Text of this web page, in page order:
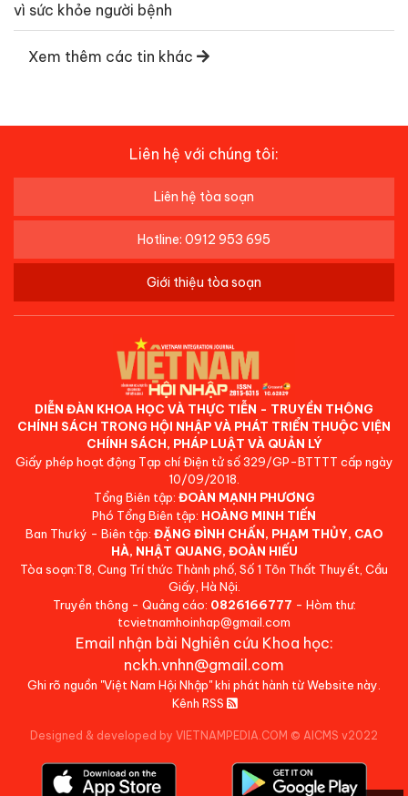
vì sức khỏe người bệnh
Xem thêm các tin khác
Liên hệ với chúng tôi:
Liên hệ tòa soạn
Hotline: 0912 953 695
Giới thiệu tòa soạn
DIỄN ĐÀN KHOA HỌC VÀ THỰC TIỄN - TRUYỀN THÔNG
CHÍNH SÁCH TRONG HỘI NHẬP VÀ PHÁT TRIỂN THUỘC VIỆN
CHÍNH SÁCH, PHÁP LUẬT VÀ QUẢN LÝ
Giấy phép hoạt động Tạp chí Điện tử số 329/GP-BTTTT cấp ngày
10/09/2018.
Tổng Biên tập: ĐOÀN MẠNH PHƯƠNG
Phó Tổng Biên tập: HOÀNG MINH TIẾN
Ban Thư ký - Biên tập: ĐẶNG ĐÌNH CHẤN, PHẠM THỦY, CAO
HÀ, NHẬT QUANG, ĐOÀN HIẾU
Tòa soạn:T8, Cung Trí thức Thành phố, Số 1 Tôn Thất Thuyết, Cầu
Giấy, Hà Nội.
Truyền thông - Quảng cáo: 0826166777 - Hòm thư:
tcvietnamhoinhap@gmail.com
Email nhận bài Nghiên cứu Khoa học:
nckh.vnhn@gmail.com
Ghi rõ nguồn "Việt Nam Hội Nhập" khi phát hành từ Website này.
Kênh RSS
Designed & developed by VIETNAMPEDIA.COM © AICMS v2022